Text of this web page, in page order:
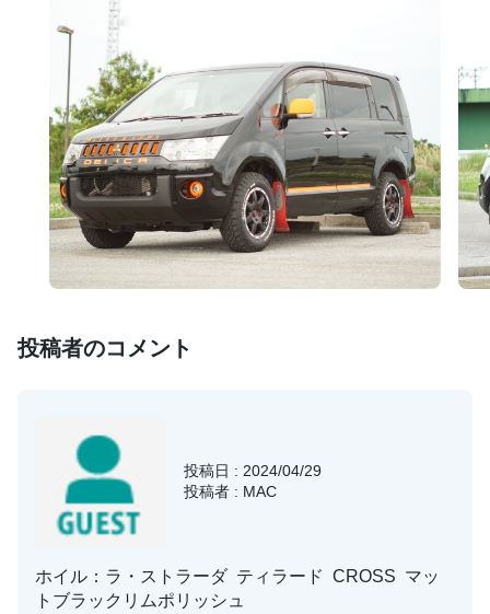
投稿者のコメント
投稿日 : 2024/04/29
投稿者 : MAC
ホイル：ラ・ストラーダ ティラード CROSS マッ
トブラックリムポリッシュ